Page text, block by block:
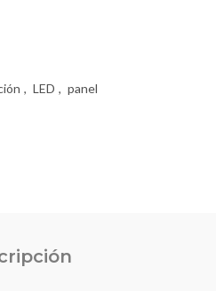
, LED , panel